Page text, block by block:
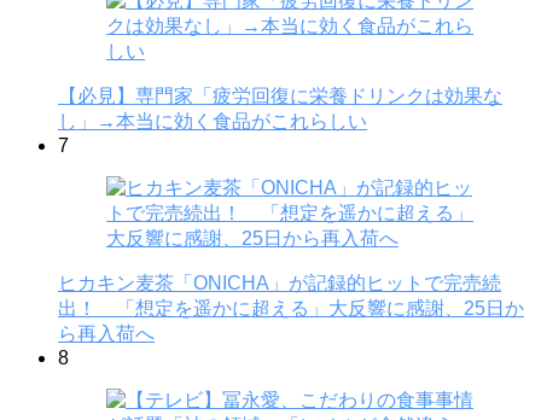
【必見】専門家「疲労回復に栄養ドリンクは効果な
し」→本当に効く食品がこれらしい
7
ヒカキン麦茶「ONICHA」が記録的ヒットで完売続
出！ 「想定を遥かに超える」大反響に感謝、25日か
ら再入荷へ
8